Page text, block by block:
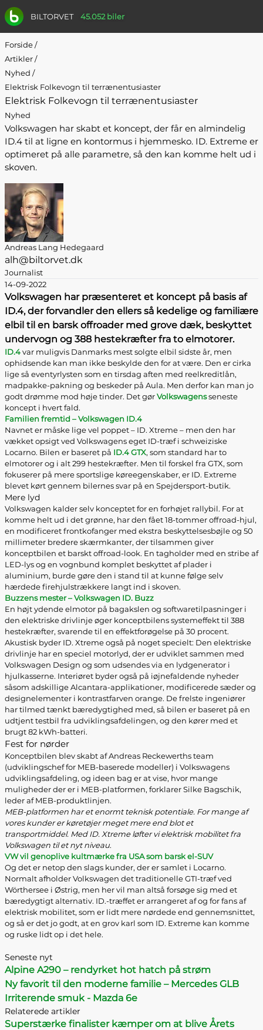
BILTORVET 45.052 biler
Forside/
Artikler/
Nyhed /
Elektrisk Folkevogn til terrænentusiaster
Elektrisk Folkevogn til terrænentusiaster
Nyhed
Volkswagen har skabt et koncept, der får en almindelig
ID.4 til at ligne en kontormus i hjemmesko. ID. Extreme er
optimeret på alle parametre, så den kan komme helt ud i
skoven.
Andreas Lang Hedegaard
alh@biltorvet.dk
Journalist
14-09-2022
Volkswagen har præsenteret et koncept på basis af
ID.4, der forvandler den ellers så kedelige og familiære
elbil til en barsk offroader med grove dæk, beskyttet
undervogn og 388 hestekræfter fra to elmotorer.
ID.4var muligvis Danmarks mest solgte elbil sidste år, men
ophidsende kan man ikke beskylde den for at være. Den er cirka
lige så eventyrlysten som en tirsdag aften med reelkreditlån,
madpakke-pakning og beskeder på Aula. Men derfor kan man jo
godt drømme mod høje tinder. Det gørVolkswagensseneste
koncept i hvert fald.
Familien fremtid – Volkswagen ID.4
Navnet er måske lige vel poppet – ID. Xtreme – men den har
vækket opsigt ved Volkswagens eget ID-træf i schweiziske
Locarno. Bilen er baseret på ID.4 GTX, som standard har to
elmotorer og i alt 299 hestekræfter. Men til forskel fra GTX, som
fokuserer på mere sportslige køreegenskaber, er ID. Extreme
blevet kørt gennem bilernes svar på en Spejdersport-butik.
Mere lyd
Volkswagen kalder selv konceptet for en forhøjet rallybil. For at
komme helt ud i det grønne, har den fået 18-tommer offroad-hjul,
en modificeret frontkofanger med ekstra beskyttelsesbøjle og 50
millimeter bredere skærmkanter, der tilsammen giver
konceptbilen et barskt offroad-look. En tagholder med en stribe af
LED-lys og en vognbund komplet beskyttet af plader i
aluminium, burde gøre den i stand til at kunne følge selv
hærdede firehjulstrækkere langt ind i skoven.
Buzzens mester – Volkswagen ID. Buzz
En højt ydende elmotor på bagakslen og softwaretilpasninger i
den elektriske drivlinje øger konceptbilens systemeffekt til 388
hestekræfter, svarende til en effektforøgelse på 30 procent.
Akustisk byder ID. Xtreme også på noget specielt: Den elektriske
drivlinje har en speciel motorlyd, der er udviklet sammen med
Volkswagen Design og som udsendes via en lydgenerator i
hjulkasserne. Interiøret byder også på iøjnefaldende nyheder
såsom adskillige Alcantara-applikationer, modificerede sæder og
designelementer i kontrastfarven orange. De frelste ingeniører
har tilmed tænkt bæredygtighed med, så bilen er baseret på en
udtjent testbil fra udviklingsafdelingen, og den kører med et
brugt 82 kWh-batteri.
Fest for nørder
Konceptbilen blev skabt af Andreas Reckewerths team
(udviklingschef for MEB-baserede modeller) i Volkswagens
udviklingsafdeling, og ideen bag er at vise, hvor mange
muligheder der er i MEB-platformen, forklarer Silke Bagschik,
leder af MEB-produktlinjen.
MEB-platformen har et enormt teknisk potentiale. For mange af
vores kunder er køretøjer meget mere end blot et
transportmiddel. Med ID. Xtreme løfter vi elektrisk mobilitet fra
Volkswagen til et nyt niveau.
VW vil genoplive kultmærke fra USA som barsk el-SUV
Og det er netop den slags kunder, der er samlet i Locarno.
Normalt afholder Volkswagen det traditionelle GTI-træf ved
Wörthersee i Østrig, men her vil man altså forsøge sig med et
bæredygtigt alternativ. ID.-træffet er arrangeret af og for fans af
elektrisk mobilitet, som er lidt mere nørdede end gennemsnittet,
og så er det jo godt, at en grov karl som ID. Extreme kan komme
og ruske lidt op i det hele.
Seneste nyt
Alpine A290 – rendyrket hot hatch på strøm
Ny favorit til den moderne familie – Mercedes GLB
Irriterende smuk - Mazda 6e
Relaterede artikler
Superstærke finalister kæmper om at blive Årets